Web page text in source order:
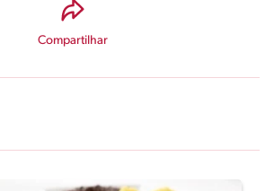
Compartilhar